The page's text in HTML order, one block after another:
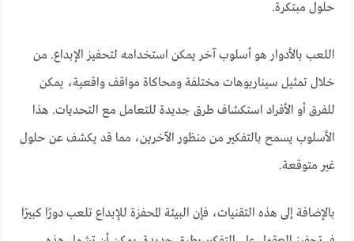
حلول مبتكرة.
اللعب بالأدوار هو أسلوب آخر يمكن استخدامه لتحفيز الإبداع. من
خلال تمثيل سيناريوهات مختلفة ومحاكاة مواقف واقعية، يمكن
للفرق أو الأفراد استكشاف طرق جديدة للتعامل مع التحديات. هذا
الأسلوب يسمح بالتفكير من منظور الآخرين، مما قد يكشف عن حلول
غير متوقعة.
بالإضافة إلى هذه التقنيات، فإن البيئة المحفزة للإبداع تلعب دورًا كبيرًا